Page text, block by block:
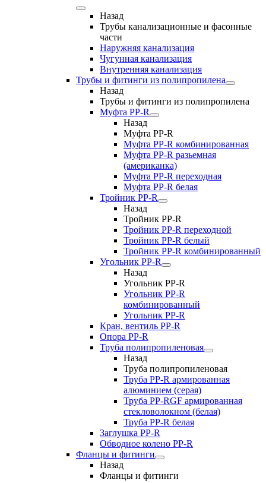
Назад
Трубы канализационные и фасонные
части
Наружняя канализация
Чугунная канализация
Внутренняя канализация
Трубы и фитинги из полипропилена
Назад
Трубы и фитинги из полипропилена
Муфта PP-R
Назад
Муфта PP-R
Муфта РР-R комбинированная
Муфта РР-R разьемная
(американка)
Муфта РР-R переходная
Муфта РР-R белая
Тройник PP-R
Назад
Тройник PP-R
Тройник РР-R переходной
Тройник РР-R белый
Тройник РР-R комбинированный
Угольник PP-R
Назад
Угольник PP-R
Угольник РР-R
комбинированный
Угольник РР-R
Кран, вентиль PP-R
Опора PP-R
Труба полипропиленовая
Назад
Труба полипропиленовая
Труба PP-R армированная
алюминием (серая)
Труба PP-RGF армированная
стекловолокном (белая)
Труба РР-R белая
Заглушка PP-R
Обводное колено PP-R
Фланцы и фитинги
Назад
Фланцы и фитинги